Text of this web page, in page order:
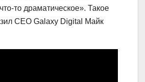
то драматическое». Такое
CEO Galaxy Digital Майк